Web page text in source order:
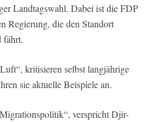
Landtagswahl. Dabei ist die FDP
Regierung, die den Standort
fährt.
kritisieren selbst langjährige
sie aktuelle Beispiele an.
verspricht Djir-